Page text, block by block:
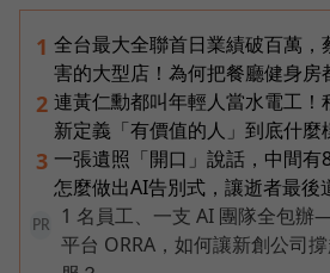
1 全台最大全聯首日業績破百萬，
害的大型店！為何把餐廳健身房
2 連黃仁勳都叫年輕人當水電工！
新定義「有價值的人」到底什麼
3 一張遺照「開口」說話，中間有
怎麼做出AI告別式，讓逝者最後
PR
1 名員工、一支 AI 團隊全包
平台 ORRA，如何讓新創公司